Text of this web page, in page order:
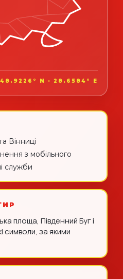
48.9226° N · 28.6584° E
Вінниці
з мобільного
служби
площа, Південний Буг і
символи, за якими